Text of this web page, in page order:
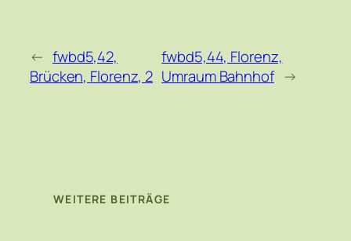
← fwbd5,42,
Brücken, Florenz, 2
fwbd5,44, Florenz,
Umraum Bahnhof →
WEITERE BEITRÄGE